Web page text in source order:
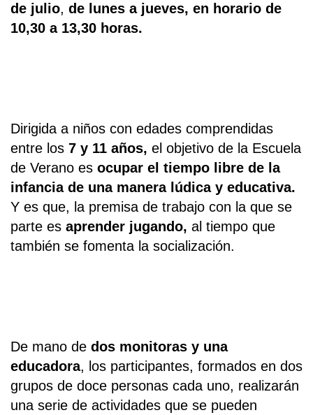
de julio, de lunes a jueves, en horario de
10,30 a 13,30 horas.
Dirigida a niños con edades comprendidas
entre los 7 y 11 años, el objetivo de la Escuela
de Verano es ocupar el tiempo libre de la
infancia de una manera lúdica y educativa.
Y es que, la premisa de trabajo con la que se
parte es aprender jugando, al tiempo que
también se fomenta la socialización.
De mano de dos monitoras y una
educadora, los participantes, formados en dos
grupos de doce personas cada uno, realizarán
una serie de actividades que se pueden